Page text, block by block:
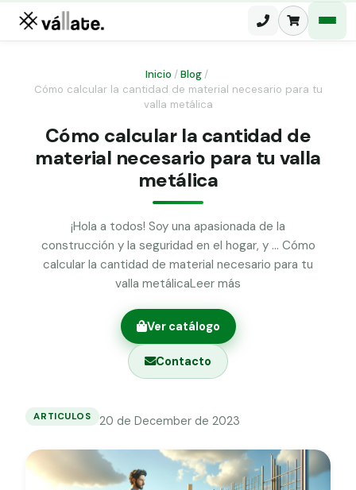
Malla electrosoldada
Malla ganadera
Malla simple torsión
Malla triple torsión
Panel malla H.
Puerta abatible dos hojas
Puerta acceso peatonal
Poste malla simple torsión
Alambre de espino galvanizado
Alambre liso galvanizado
Malla ocultación 70 g/m² verde
Abrazadera PVC malla H.
Grapa malla H.
Grapas a-18
Tensor galvanizado
Inicio /Blog /
Cómo calcular la cantidad de material necesario para tu
valla metálica
Cómo calcular la cantidad de
material necesario para tu valla
metálica
¡Hola a todos! Soy una apasionada de la
construcción y la seguridad en el hogar, y … Cómo
calcular la cantidad de material necesario para tu
valla metálicaLeer más
Ver catálogo
Contacto
ARTICULOS 20 de December de 2023
la
cantidad